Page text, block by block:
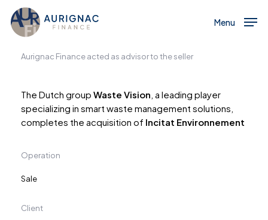
main
Menu
Aurignac Finance acted as advisor to the seller
The Dutch group Waste Vision , a leading player
specializing in smart waste management solutions,
completes the acquisition of Incitat Environnement
Operation
Sale
Client